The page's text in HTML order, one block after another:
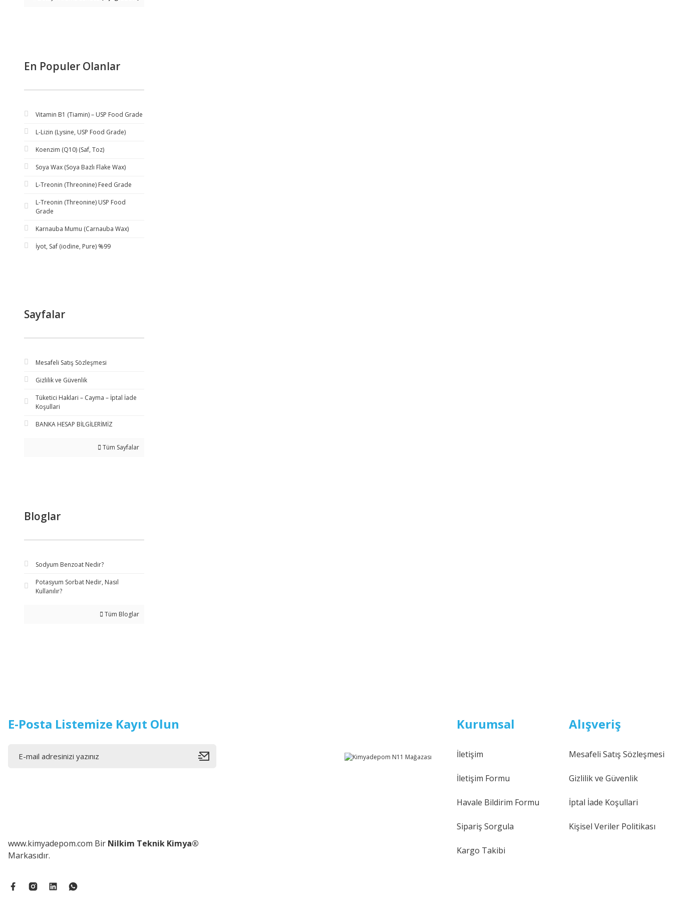
En Populer Olanlar
Vitamin B1 (Tiamin) – USP Food Grade
L-Lizin (Lysine, USP Food Grade)
Koenzim (Q10) (Saf, Toz)
Soya Wax (Soya Bazlı Flake Wax)
L-Treonin (Threonine) Feed Grade
L-Treonin (Threonine) USP Food
Grade
Karnauba Mumu (Carnauba Wax)
İyot, Saf (iodine, Pure) %99
Sayfalar
Mesafeli Satış Sözleşmesi
Gizlilik ve Güvenlik
Tüketici Haklari – Cayma – İptal İade
Koşullari
BANKA HESAP BİLGİLERİMİZ
Tüm Sayfalar
Bloglar
Sodyum Benzoat Nedir?
Potasyum Sorbat Nedir, Nasıl
Kullanılır?
Tüm Bloglar
E-Posta Listemize Kayıt Olun
www.kimyadepom.com Bir Nilkim Teknik Kimya®
Markasıdır.
Kurumsal
İletişim
İletişim Formu
Havale Bildirim Formu
Sipariş Sorgula
Kargo Takibi
Alışveriş
Mesafeli Satış Sözleşmesi
Gizlilik ve Güvenlik
İptal İade Koşullari
Kişisel Veriler Politikası